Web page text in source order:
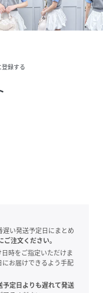
録する
い発送予定日にまとめ
注文ください。
時をご指定いただけま
お届けできるよう手配
定日よりも遅れて発送